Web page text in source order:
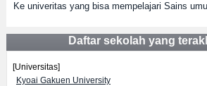
Ke univeritas yang bisa mempelajari Sains
Daftar sekolah yang
[Universitas]
Kyoai Gakuen University